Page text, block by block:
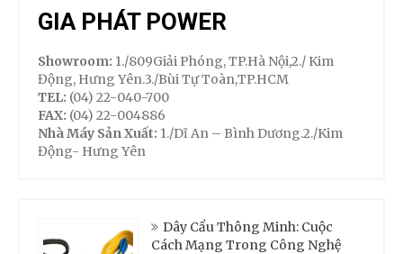
GIA PHÁT POWER
Showroom: 1./809Giải Phóng, TP.Hà Nội,2./ Kim
Động, Hưng Yên.3./Bùi Tự Toàn,TP.HCM
TEL: (04) 22-040-700
FAX: (04) 22-004886
Nhà Máy Sản Xuất: 1./Dĩ An – Bình Dương.2./Kim
Động- Hưng Yên
Dây Cẩu Thông Minh: Cuộc
Cách Mạng Trong Công Nghệ